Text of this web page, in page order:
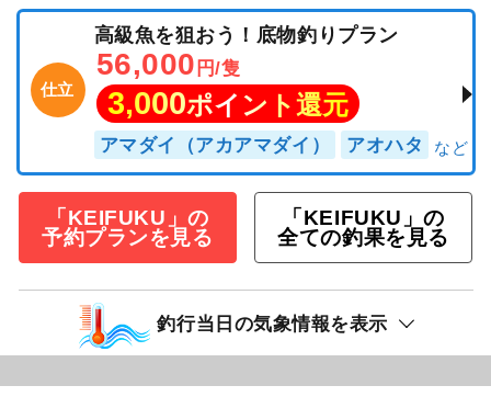
仕立
高級魚を狙おう！底物釣りプラン
56,000 円/隻
3,000ポイント還元
アマダイ（アカアマダイ） アオハタ
「KEIFUKU」の
予約プランを見る
「KEIFUKU」の
全ての釣果を見る
釣行当日の気象情報を表示